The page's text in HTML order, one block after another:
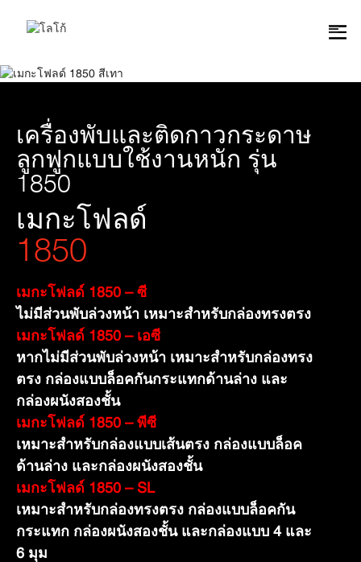
เครื่องพับและติดกาวกระดาษ
ลูกฟูกแบบใช้งานหนัก รุ่น
1850
เมกะโฟลด์
1850
เมกะโฟลด์ 1850 – ซี
ไม่มีส่วนพับล่วงหน้า เหมาะสำหรับกล่องทรงตรง
เมกะโฟลด์ 1850 – เอซี
หากไม่มีส่วนพับล่วงหน้า เหมาะสำหรับกล่องทรง
ตรง กล่องแบบล็อคกันกระแทกด้านล่าง และ
กล่องผนังสองชั้น
เมกะโฟลด์ 1850 – พีซี
เหมาะสำหรับกล่องแบบเส้นตรง กล่องแบบล็อค
ด้านล่าง และกล่องผนังสองชั้น
เมกะโฟลด์ 1850 – SL
เหมาะสำหรับกล่องทรงตรง กล่องแบบล็อคกัน
กระแทก กล่องผนังสองชั้น และกล่องแบบ 4 และ
6 มุม